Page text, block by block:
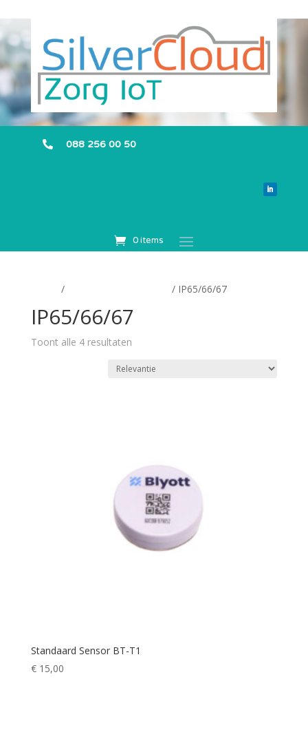
 088 256 00 50
0 items
/ / IP65/66/67
IP65/66/67
Toont alle 4 resultaten
Standaard Sensor BT-T1
€15,00